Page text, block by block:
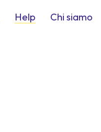
Help Chi siamo